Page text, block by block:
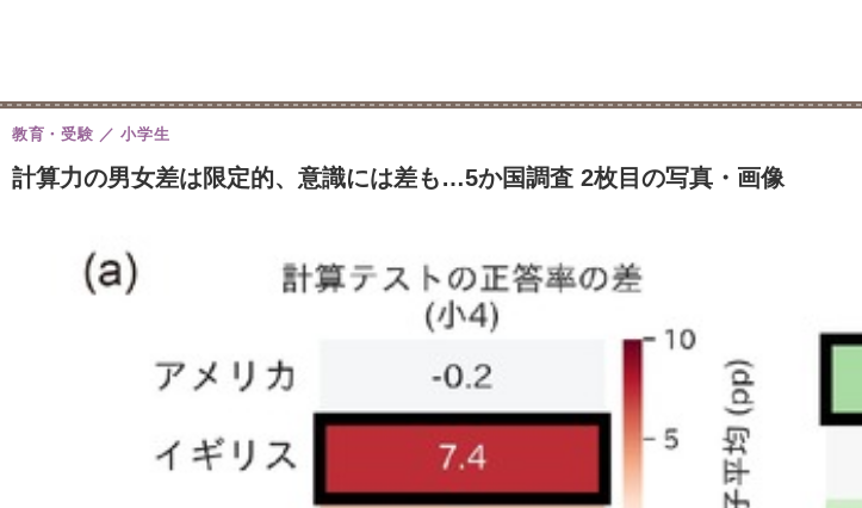
計算力の男女差は限定的、意識には差も…5か国調査 2枚目の写真・画像
教育・受験 小学生